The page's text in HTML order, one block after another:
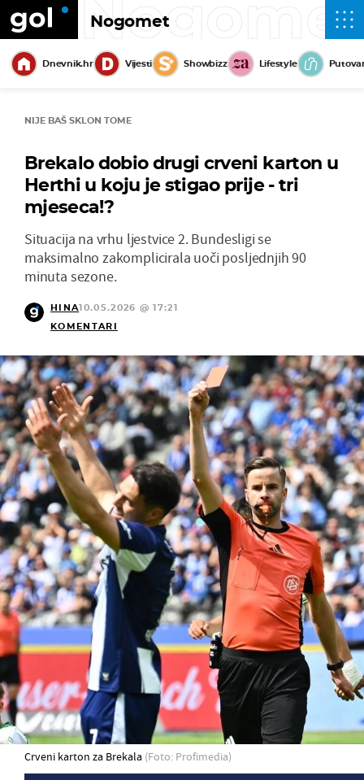
Nogomet
Dnevnik.hr Vijesti Showbizz Lifestyle
NIJE BAŠ SKLON TOME
Brekalo dobio drugi crveni karton u
Herthi u koju je stigao prije - tri
mjeseca!?
Situacija na vrhu ljestvice 2. Bundesligi se
maksimalno zakomplicirala uoči posljednjih 90
minuta sezone.
HINA10.05.2026 @ 17:21
KOMENTARI
Crveni karton za Brekala (Foto: Profimedia)